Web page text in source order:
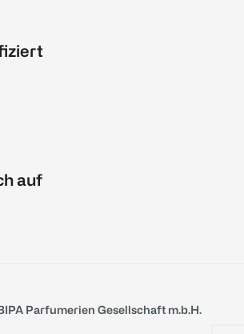
auf
Parfumerien Gesellschaft m.b.H.